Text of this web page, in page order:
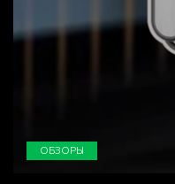
ОБЗОРЫ